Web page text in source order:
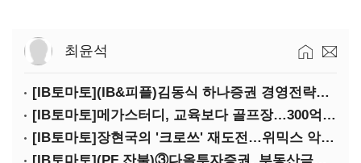
최윤석
[IB토마토](IB&피플)김동식 하나증권 경영전략본부장
[IB토마토]메가스터디, 교육보다 골프장…300억 대여 뒤 보증 리스크
[IB토마토]장현국의 '크로쓰' 재도전…위믹스 악몽 지울 수 있나